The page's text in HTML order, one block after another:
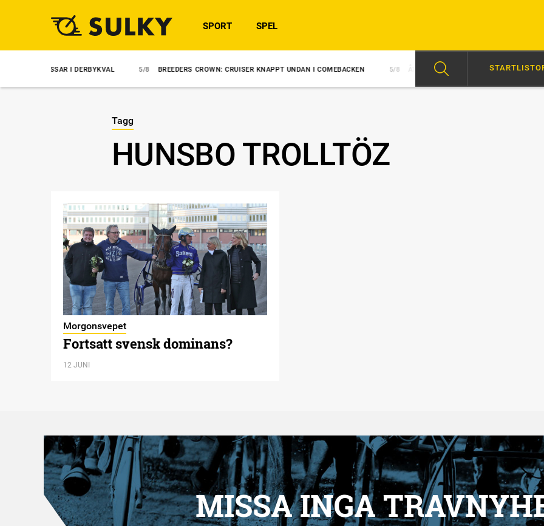
SPORT SPEL
MISSAR I DERBYKVAL 5/8 BREEDERS CROWN: CRUISER KNAPPT UNDAN I COMEBACKEN 5/8 ÅTTA PINNAR UTANFÖR BANAN I GNT 5/8
Tagg
HUNSBO TROLLTÖZ
Morgonsvepet
Fortsatt svensk dominans?
12 JUNI
MISSA INGA